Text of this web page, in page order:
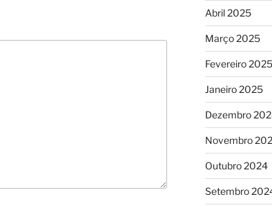
Abril 2025
Março 2025
Fevereiro 2025
Janeiro 2025
Dezembro
Novembro
Outubro 2024
Setembro